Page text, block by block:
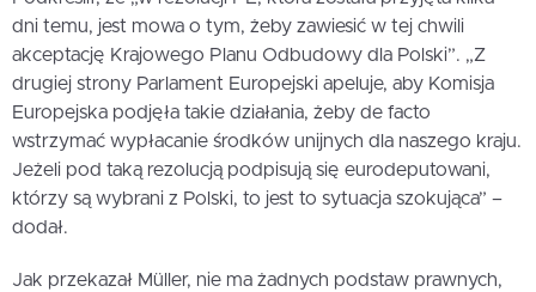
dni temu, jest mowa o tym, żeby zawiesić w tej chwili
akceptację Krajowego Planu Odbudowy dla Polski”. „Z
drugiej strony Parlament Europejski apeluje, aby Komisja
Europejska podjęła takie działania, żeby de facto
wstrzymać wypłacanie środków unijnych dla naszego kraju.
Jeżeli pod taką rezolucją podpisują się eurodeputowani,
którzy są wybrani z Polski, to jest to sytuacja szokująca” –
dodał.
Jak przekazał Müller, nie ma żadnych podstaw prawnych,